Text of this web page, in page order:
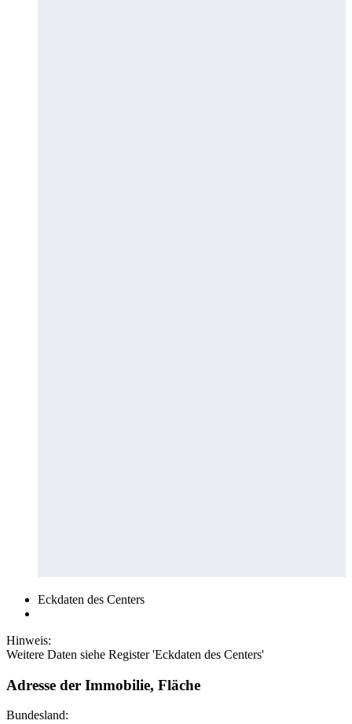
Eckdaten des Centers
Hinweis:
Weitere Daten siehe Register 'Eckdaten des Centers'
Adresse der Immobilie, Fläche
Bundesland: